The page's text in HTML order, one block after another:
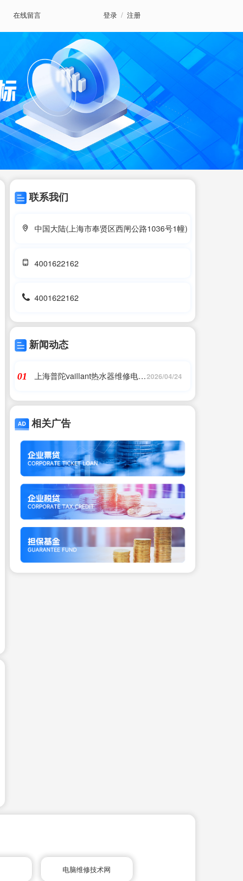
在线留言 登录 / 注册
联系我们
中国大陆(上海市奉贤区西闸公路1036号1幢)
4001622162
4001622162
新闻动态
01
上海普陀vaillant热水器维修电话2026/04/24
相关广告
电脑维修技术网